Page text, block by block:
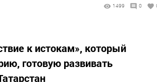
1499 0
к истокам», который
готовую развивать